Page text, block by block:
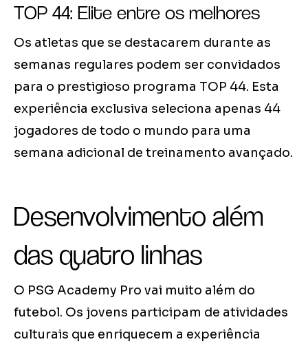
TOP 44: Elite entre os melhores
Os atletas que se destacarem durante as
semanas regulares podem ser convidados
para o prestigioso programa TOP 44. Esta
experiência exclusiva seleciona apenas 44
jogadores de todo o mundo para uma
semana adicional de treinamento avançado.
Desenvolvimento além
das quatro linhas
O PSG Academy Pro vai muito além do
futebol. Os jovens participam de atividades
culturais que enriquecem a experiência